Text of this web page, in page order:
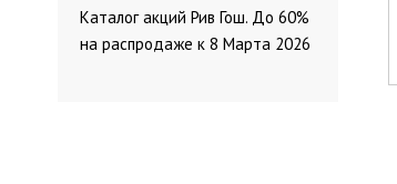
Каталог акций Рив Гош. До 60%
на распродаже к 8 Марта 2026